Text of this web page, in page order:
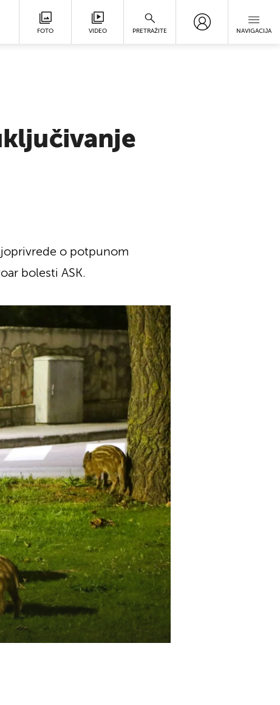
FOTO VIDEO PRETRAŽITE NAVIGACIJA
o potpunom
bolesti ASK.